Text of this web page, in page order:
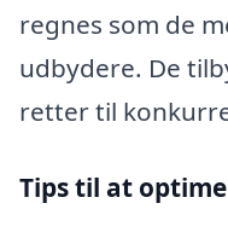
regnes som de
udbydere. De
retter til
Tips til at